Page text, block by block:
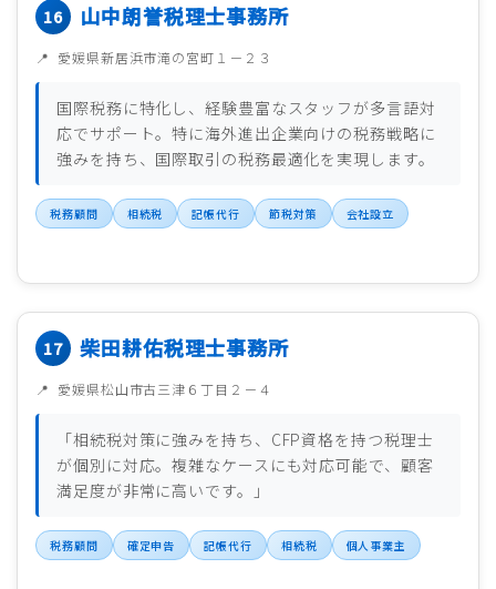
山中朗誉税理士事務所
愛媛県新居浜市滝の宮町１－２３
国際税務に特化し、経験豊富なスタッフが多言語対
応でサポート。特に海外進出企業向けの税務戦略に
強みを持ち、国際取引の税務最適化を実現します。
税務顧問 相続税 記帳代行 節税対策 会社設立
柴田耕佑税理士事務所
愛媛県松山市古三津６丁目２－４
「相続税対策に強みを持ち、CFP資格を持つ税理士
が個別に対応。複雑なケースにも対応可能で、顧客
満足度が非常に高いです。」
税務顧問 確定申告 記帳代行 相続税 個人事業主